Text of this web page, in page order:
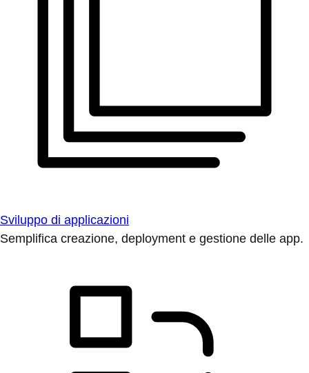
Sviluppo di applicazioni
Semplifica creazione, deployment e gestione delle app.